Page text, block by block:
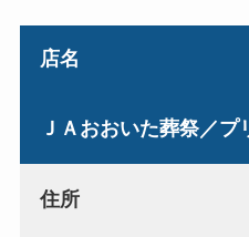
店名
ＪＡおおいた葬祭／プ
住所